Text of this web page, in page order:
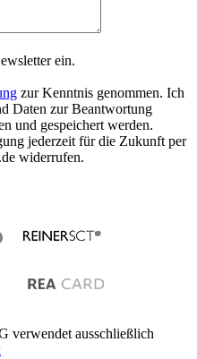
ein.
zur Kenntnis genommen. Ich
Daten zur Beantwortung
und gespeichert werden.
jederzeit für die Zukunft per
widerrufen.
verwendet ausschließlich